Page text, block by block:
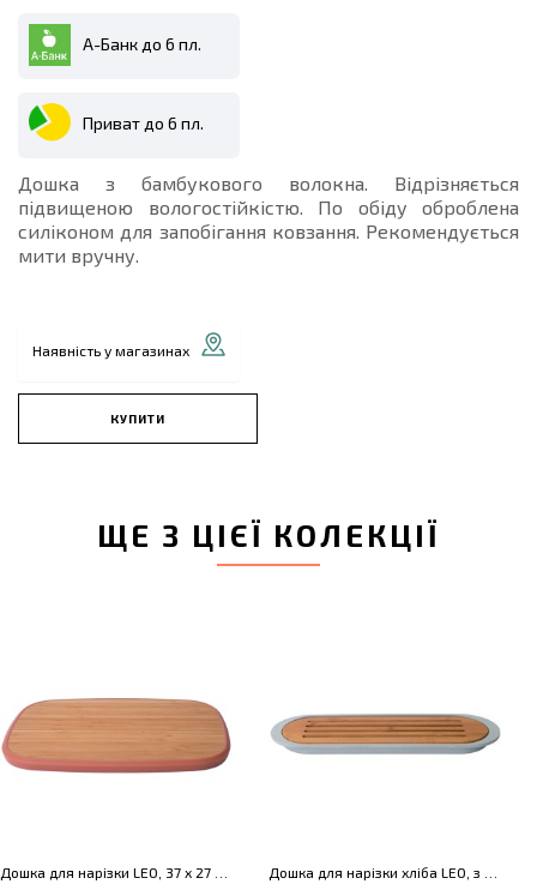
А-Банк до 6 пл.
Приват до 6 пл.
Дошка з бамбукового волокна. Відрізняється
підвищеною вологостійкістю. По обіду оброблена
силіконом для запобігання ковзання. Рекомендується
мити вручну.
Наявність у магазинах
КУПИТИ
ЩЕ З ЦІЄЇ КОЛЕКЦІЇ